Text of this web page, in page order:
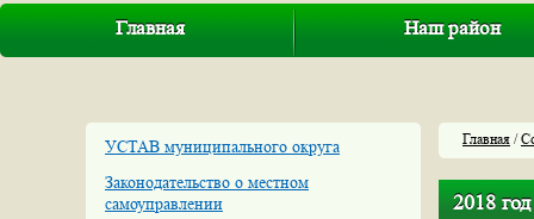
Главная Наш район
УСТАВ муниципального округа
Законодательство о местном
самоуправлении
Главная /
2018 год